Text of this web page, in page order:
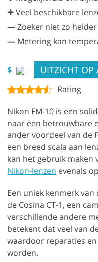
✚ Veel beschikbare
—Zoeker niet zo helder
— Metering kan
$ UITZICHT OP
Rating
Nikon FM-10 is een
naar een betrouwbare
ander voordeel van de
een breed scala aan
kan het gebruik maken
Nikon-lenzen evenals
Een uniek kenmerk
de Cosina CT-1, een
verschillende andere
betekent dat veel van
waardoor reparaties
worden.